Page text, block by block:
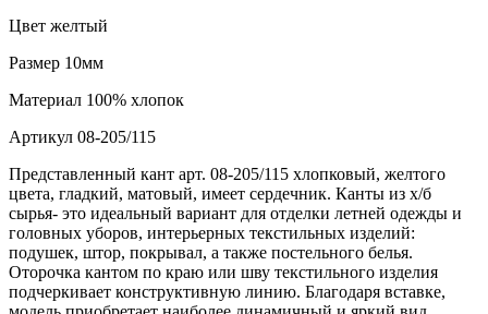
Цвет желтый
Размер 10мм
Материал 100% хлопок
Артикул 08-205/115
Представленный кант арт. 08-205/115 хлопковый, желтого
цвета, гладкий, матовый, имеет сердечник. Канты из х/б
сырья- это идеальный вариант для отделки летней одежды и
головных уборов, интерьерных текстильных изделий:
подушек, штор, покрывал, а также постельного белья.
Оторочка кантом по краю или шву текстильного изделия
подчеркивает конструктивную линию. Благодаря вставке,